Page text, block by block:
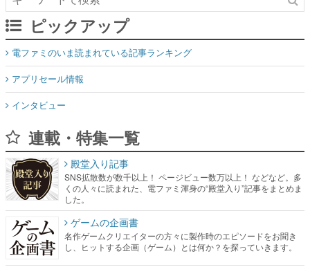
ピックアップ
電ファミのいま読まれている記事ランキング
アプリセール情報
インタビュー
連載・特集一覧
殿堂入り記事
SNS拡散数が数千以上！ ページビュー数万以上！ などなど。多
くの人々に読まれた、電ファミ渾身の“殿堂入り”記事をまとめま
した。
ゲームの企画書
名作ゲームクリエイターの方々に製作時のエピソードをお聞き
し、ヒットする企画（ゲーム）とは何か？を探っていきます。